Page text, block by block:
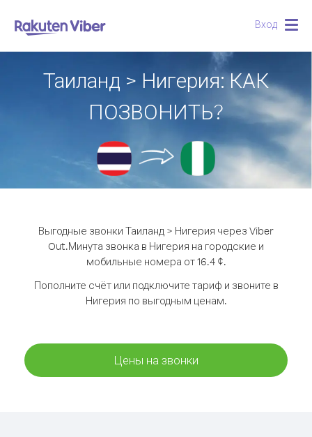
Вход
Таиланд > Нигерия: КАК
ПОЗВОНИТЬ?
Выгодные звонки Таиланд > Нигерия через Viber
Out.Минута звонка в Нигерия на городские и
мобильные номера от 16.4 ¢.
Пополните счёт или подключите тариф и звоните в
Нигерия по выгодным ценам.
Цены на звонки